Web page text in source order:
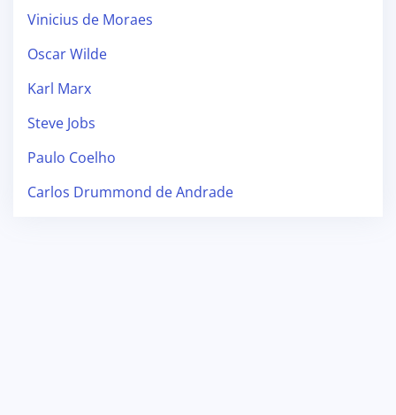
Vinicius de Moraes
Oscar Wilde
Karl Marx
Steve Jobs
Paulo Coelho
Carlos Drummond de Andrade